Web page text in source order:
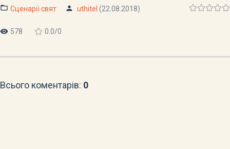
Сценарії свят uthitel (22.08.2018)
578 0.0/0
Всього коментарів: 0